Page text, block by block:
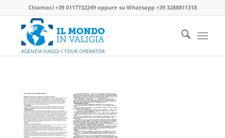
Chiamaci +39 0117732249oppure su Whatsapp +39 3288811318